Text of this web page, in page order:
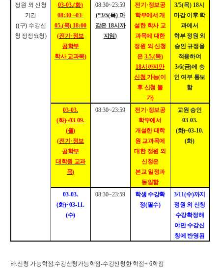
해동학술정보
소개
공지사항
커뮤니티
취업ㆍ진로
30주년 기념 동영상
정원 외 신청
기간
((구) 수강신
청 정정요청)
03-03.(화)
08:30 ~03-
05.(목) 18:00
(전기 ·정보
공학부
학사 교과목)
08:30~23:59
(*3/5(목) 마
감은 18시까
지임)
전기 ·정보공
학부에서 개
설한 학사 교
과목에 대한
정원 외 신청
은 3.5.(목)
18시까지만
신청 가능(이
후 신청 불
가)
3/5(목) 18시
마감 이후 학
과에서
학부 정원 외
승인 규정을
적용하여
3/6(금)에 승
인 여부 통보
함
03-03.
(화)~03-09.
(월)
(전기 ·정보
공학부
대학원 교과
목)
08:30~23:59 전기 ·정보공
학부에서
개설한 대학
원 교과목에
대한 정원 외
신청은
본교 일정과
동일함
교원 승인
03-03.
(화)~03-10.
(화)
03-03.
(화)~03-11.
(수)
08:30~23:59
학생 수강확
정(필수)
3/11(수)까지
정원 외 신청
수강확정해
야만 수강신
청에 반영됨
라.신청 가능학점:수강신청가능학점-수강신청한 학점+ 6학점